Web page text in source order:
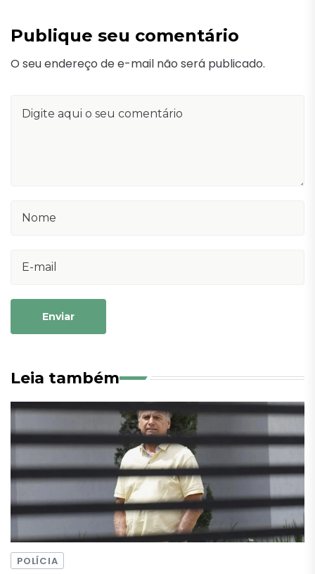
Publique seu comentário
O seu endereço de e-mail não será publicado.
Enviar
Leia também
POLÍCIA